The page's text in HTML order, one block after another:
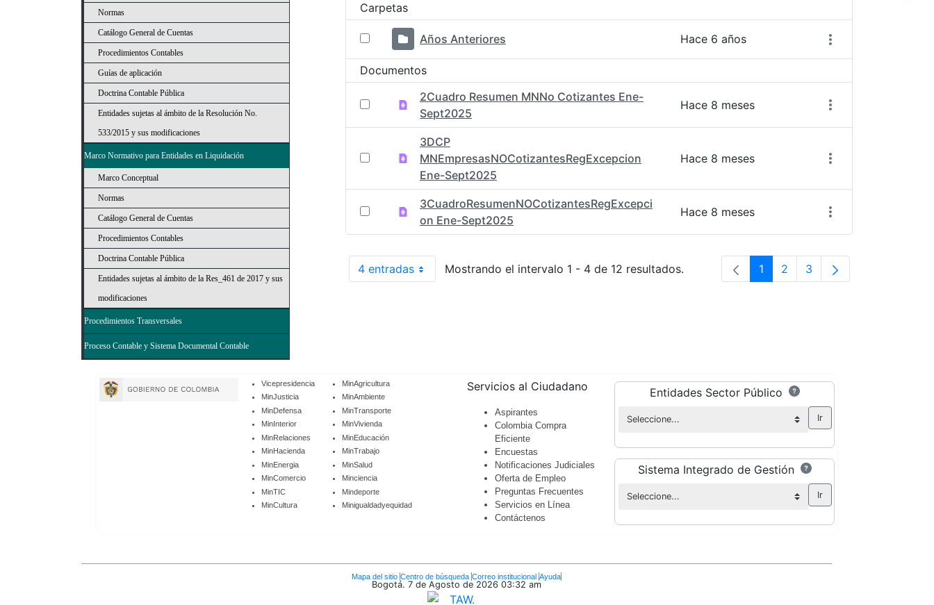
Normas
Catálogo General de Cuentas
Procedimientos Contables
Guías de aplicación
Doctrina Contable Pública
Entidades sujetas al ámbito de la Resolución No.
533/2015 y sus modificaciones
Marco Normativo para Entidades en Liquidación
Marco Conceptual
Normas
Catálogo General de Cuentas
Procedimientos Contables
Doctrina Contable Pública
Entidades sujetas al ámbito de la Res_461 de 2017 y sus
modificaciones
Procedimientos Transversales
Proceso Contable y Sistema Documental Contable
Carpetas
Años Anteriores Hace 6 años
Documentos
2Cuadro Resumen MNNo Cotizantes Ene-
Sept2025
Hace 8 meses
3DCP
MNEmpresasNOCotizantesRegExcepcion
Ene-Sept2025
Hace 8 meses
3CuadroResumenNOCotizantesRegExcepci
on Ene-Sept2025
Hace 8 meses
4 entradasPor páginaMostrando el intervalo 1 - 4 de 12 resultados. Página
1 Página
2 Página
3
Vicepresidencia
MinJusticia
MinDefensa
MinInterior
MinRelaciones
MinHacienda
MinEnergia
MinComercio
MinTIC
MinCultura
MinAgricultura
MinAmbiente
MinTransporte
MinVivienda
MinEducación
MinTrabajo
MinSalud
Minciencia
Mindeporte
Minigualdadyequidad
Servicios al Ciudadano
Aspirantes
Colombia Compra
Eficiente
Encuestas
Notificaciones Judiciales
Oferta de Empleo
Preguntas Frecuentes
Servicios en Línea
Contáctenos
Entidades Sector Público
Sistema Integrado de Gestión
Mapa del sitio Centro de búsqueda Correo institucional Ayuda
Bogotá. 7 de Agosto de 2026 03:32 am